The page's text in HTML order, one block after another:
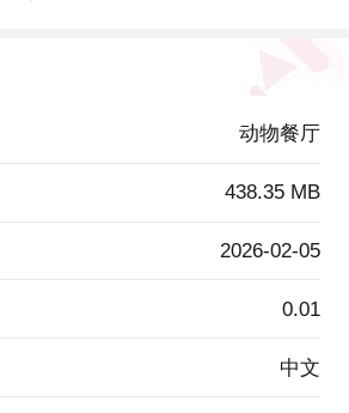
动物餐厅
438.35 MB
2026-02-05
0.01
中文